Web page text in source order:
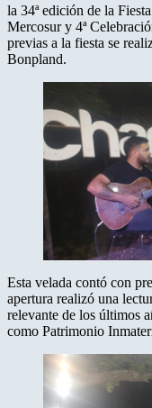
la 34ª edición de la
Mercosur y 4ª
previas a la fiesta se
Bonpland.
Esta velada contó con
apertura realizó una
relevante de los últimos
como Patrimonio